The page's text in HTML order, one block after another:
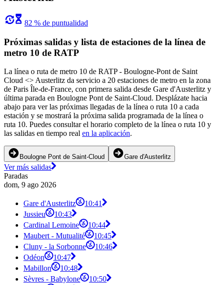
82 % de puntualidad
Próximas salidas y lista de estaciones de la línea de
metro 10 de RATP
La línea o ruta de metro 10 de RATP - Boulogne-Pont de Saint
Cloud <> Austerlitz da servicio a 20 estaciones de metro en la zona
de Paris Île-de-France, con primera salida desde Gare d'Austerlitz y
última parada en Boulogne Pont de Saint-Cloud. Desplázate hacia
abajo para ver las próximas llegadas de la línea o ruta 10 a cada
estación y se mostrará la próxima salida programada de la línea o
ruta 10. Puedes consultar el horario completo de la línea o ruta 10 y
las salidas en tiempo real en la aplicación.
Boulogne Pont de Saint-Cloud Gare d'Austerlitz
Ver más salidas
Paradas
dom, 9 ago 2026
Gare d'Austerlitz
10:41
Jussieu
10:43
Cardinal Lemoine
10:44
Maubert - Mutualité
10:45
Cluny - la Sorbonne
10:46
Odéon
10:47
Mabillon
10:48
Sèvres - Babylone
10:50